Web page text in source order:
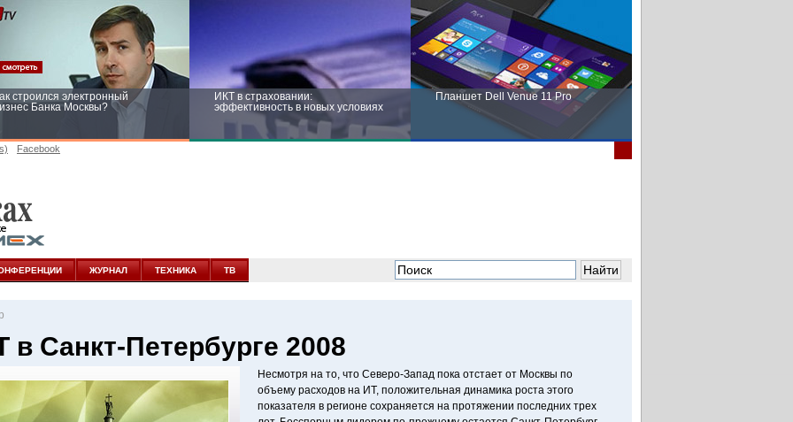
строился электронный
Банка Москвы?
ИКТ в страховании:
эффективность в новых условиях
Планшет Dell Venue 11 Pro
CNewsInfrastructure 2015:
участвовать
новых условиях
Facebook
ЖУРНАЛ ТЕХНИКА ТВ
в Санкт-Петербурге 2008
Несмотря на то, что Северо-Запад пока отстает от Москвы по
объему расходов на ИТ, положительная динамика роста этого
показателя в регионе сохраняется на протяжении последних трех